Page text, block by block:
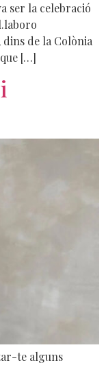
ser la celebració
de la Colònia
[…]
te alguns